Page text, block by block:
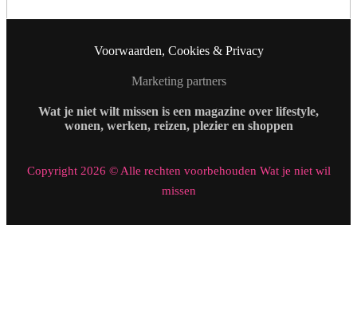
Voorwaarden, Cookies & Privacy
Marketing partners
Wat je niet wilt missen is een magazine over lifestyle,
wonen, werken, reizen, plezier en shoppen
Copyright 2026 © Alle rechten voorbehouden Wat je niet wil
missen